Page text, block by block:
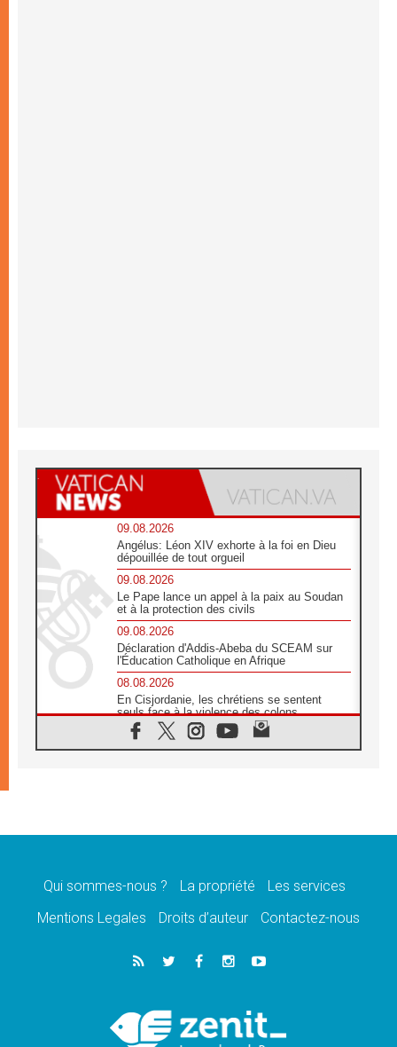
09.08.2026
Angélus: Léon XIV exhorte à la foi en Dieu
dépouillée de tout orgueil
09.08.2026
Le Pape lance un appel à la paix au Soudan
et à la protection des civils
09.08.2026
Déclaration d'Addis-Abeba du SCEAM sur
l'Éducation Catholique en Afrique
08.08.2026
En Cisjordanie, les chrétiens se sentent
seuls face à la violence des colons
08.08.2026
Léon XIV au sanctuaire de Notre Dame du
08.08.2026
08.08.2026
catholiques
Au Bangladesh, l'Église accompagne les
Dalits sur le chemin de la dignité
Philippines: le vicariat apostolique de
Calapan devient un diocèse
Qui sommes-nous ? La propriété
Les services
Mentions Legales
Droits d’auteur Contactez-nous